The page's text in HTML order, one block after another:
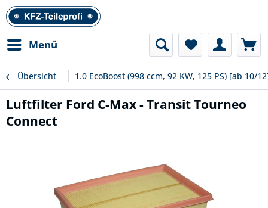
Menü
Übersicht 1.0 EcoBoost (998 ccm, 92 KW, 125 PS) [ab 10/
Luftfilter Ford C-Max - Transit Tourneo
Connect